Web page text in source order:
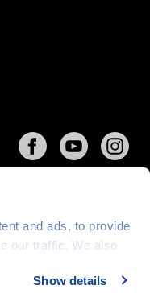
and ads, to provide
our traffic. We also
who may
Show details
o.p.s., web běží